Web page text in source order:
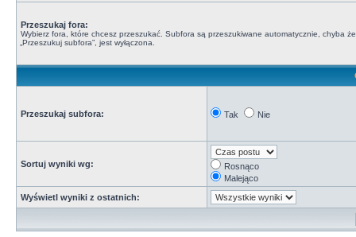
Przeszukaj fora:
Wybierz fora, które chcesz przeszukać. Subfora są przeszukiwane automatycznie, chyba
„Przeszukuj subfora”, jest wyłączona.
Przeszukaj subfora: Tak Nie
Sortuj wyniki wg:
Rosnąco
Malejąco
Wyświetl wyniki z ostatnich: